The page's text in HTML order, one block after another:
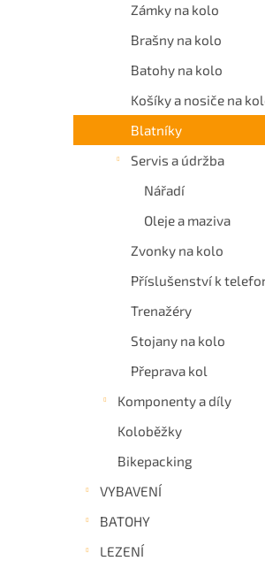
Zámky na kolo
Brašny na kolo
Batohy na kolo
Košíky a nosiče na
Blatníky
Servis a údržba
Nářadí
Oleje a maziva
Zvonky na kolo
Příslušenství k
Trenažéry
Stojany na kolo
Přeprava kol
Komponenty a díly
Koloběžky
Bikepacking
VYBAVENÍ
BATOHY
LEZENÍ